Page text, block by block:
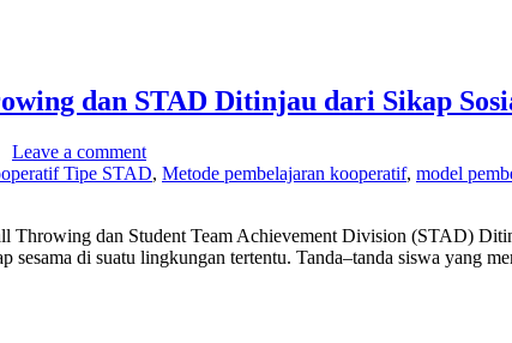
dan STAD Ditinjau dari Sikap
Leave a comment
Tipe STAD, Metode pembelajaran kooperatif, model
Throwing dan Student Team Achievement Division (STAD)
sesama di suatu lingkungan tertentu. Tanda–tanda siswa yang